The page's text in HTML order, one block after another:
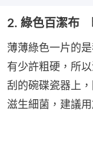
2. 綠色百潔布
薄薄綠色一片的
有少許粗硬，所
刮的碗碟瓷器上
滋生細菌，建議